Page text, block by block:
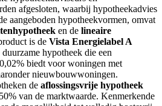
afgesloten, waarbij hypotheekadvies
aangeboden hypotheekvormen, omvat
en de lineaire
is de Vista Energielabel A
hypotheek die een
biedt voor woningen met
nieuwbouwwoningen.
de aflossingsvrije hypotheek
van de marktwaarde. Kenmerkende